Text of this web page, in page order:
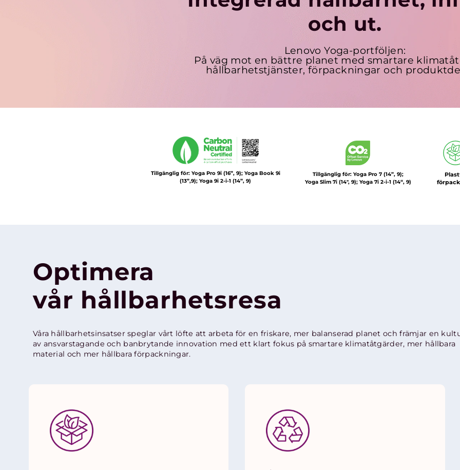
och ut.
Lenovo Yoga-portföljen:
På väg mot en bättre planet med smartare
hållbarhetstjänster, förpackningar och
Tillgänglig för: Yoga Pro 9i (16”, 9); Yoga Book 9i
(13”,9); Yoga 9i 2-i-1 (14”, 9)
Tillgänglig för: Yoga Pro 7 (14”, 9);
Yoga Slim 7i (14'', 9); Yoga 7i 2-i-1 (14“, 9)
Optimera
vår hållbarhetsresa
Våra hållbarhetsinsatser speglar vårt löfte att arbeta för en friskare, mer balanserad planet och främjar en
av ansvarstagande och banbrytande innovation med ett klart fokus på smartare klimatåtgärder, mer hållbara
material och mer hållbara förpackningar.